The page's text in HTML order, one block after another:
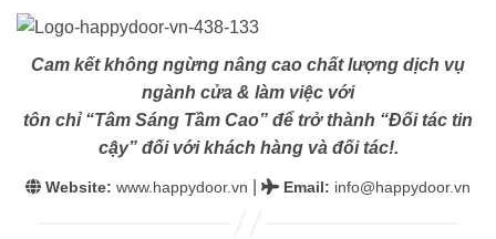
Cam kết không ngừng nâng cao chất lượng dịch vụ
ngành cửa & làm việc với
tôn chỉ “Tâm Sáng Tầm Cao” để trở thành “Đối tác tin
cậy” đối với khách hàng và đối tác!.
Website: www.happydoor.vn Email: info@happydoor.vn